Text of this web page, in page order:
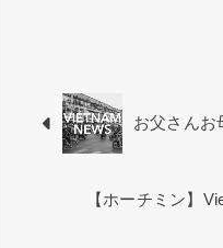
お父さんお
【ホーチミン】